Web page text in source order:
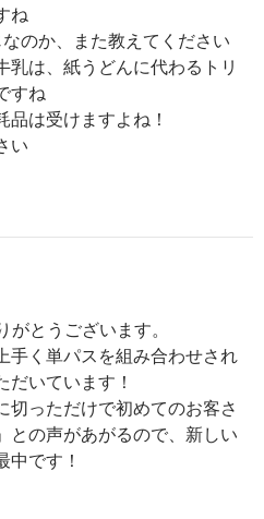
ね
のか、また教えてください
乳は、紙うどんに代わるトリ
すね
は受けますよね！
い
がとうございます。
手く単パスを組み合わせされ
だいています！
切っただけで初めてのお客さ
との声があがるので、新しい
中です！